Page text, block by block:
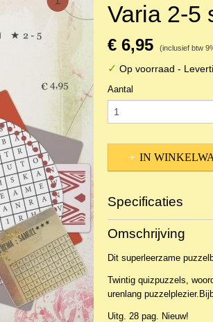
Varia 2-5
€ 6,95 (inclusief btw
✓ Op voorraad -
Aantal
IN
Specificaties
Productcode
EAN code
Omschrijving
Dit superleerzame
Twintig quizpuzzels,
urenlang
Uitg. 28 pag. Nieuw!